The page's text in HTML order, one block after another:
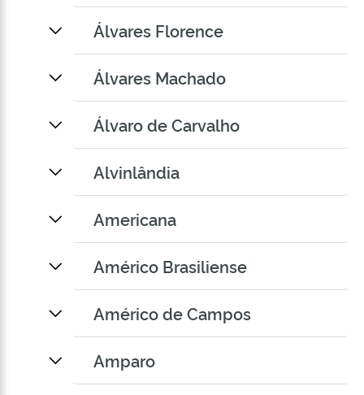
Álvares Florence
Álvares Machado
Álvaro de Carvalho
Alvinlândia
Americana
Américo Brasiliense
Américo de Campos
Amparo